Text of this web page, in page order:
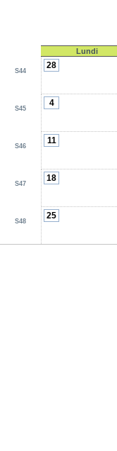
Lundi
S44
28
S45
4
S46
11
S47
18
S48
25